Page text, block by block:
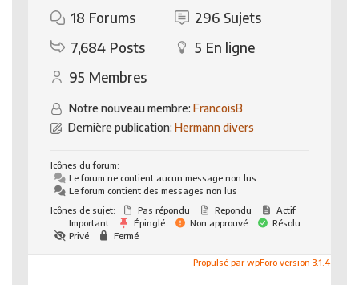
18 Forums 296 Sujets
7,684 Posts 5 En ligne
95 Membres
Notre nouveau membre: FrancoisB
Dernière publication: Hermann divers
Icônes du forum:
Le forum ne contient aucun message non lus
Le forum contient des messages non lus
Icônes de sujet:
Pas répondu Repondu
Actif
Important
Épinglé Non approuvé
Résolu
Privé
Fermé
Propulsé par wpForo version 3.1.4